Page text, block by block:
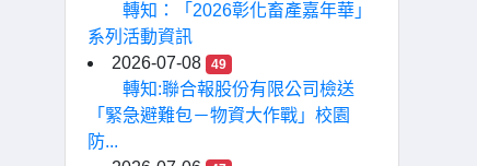
轉知：「2026彰化畜產嘉年華」
系列活動資訊
2026-07-08
49
轉知:聯合報股份有限公司檢送
「緊急避難包－物資大作戰」校園
防...